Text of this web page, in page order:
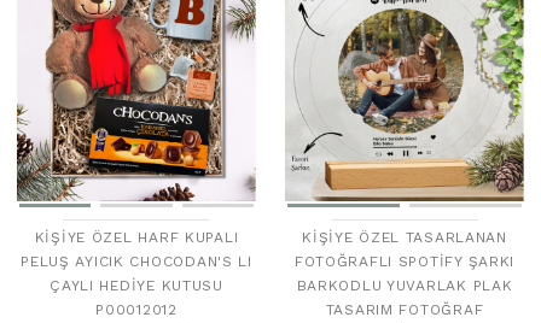
KIŞIYE ÖZEL HARF KUPALI
PELUŞ AYICIK CHOCODAN'S LI
ÇAYLI HEDIYE KUTUSU
P00012012
KIŞIYE ÖZEL TASARLANAN
FOTOĞRAFLI SPOTIFY ŞARKI
BARKODLU YUVARLAK PLAK
TASARIM FOTOĞRAF